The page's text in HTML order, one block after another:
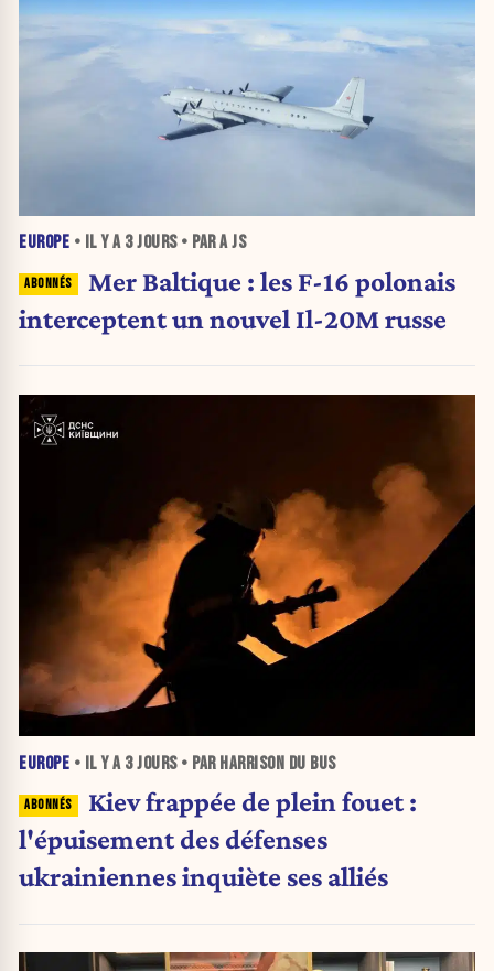
EUROPE • IL Y A 3 JOURS• PAR A JS
Mer Baltique : les F-16 polonais
interceptent un nouvel Il-20M russe
EUROPE • IL Y A 3 JOURS• PAR HARRISON DU BUS
Kiev frappée de plein fouet :
l'épuisement des défenses
ukrainiennes inquiète ses alliés